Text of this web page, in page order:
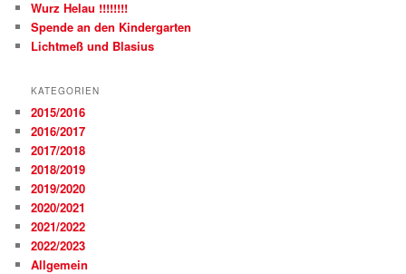
Wurz Helau !!!!!!!!
Spende an den Kindergarten
Lichtmeß und Blasius
KATEGORIEN
2015/2016
2016/2017
2017/2018
2018/2019
2019/2020
2020/2021
2021/2022
2022/2023
Allgemein